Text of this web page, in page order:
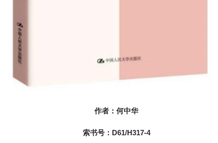
作者：何中华
索书号：D61/H317-4